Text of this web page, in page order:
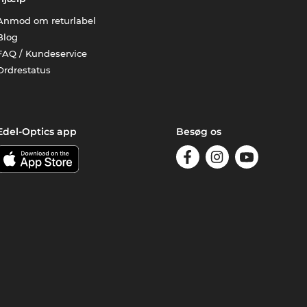
om returlabel
/ Kundeservice
Optics app Besøg os